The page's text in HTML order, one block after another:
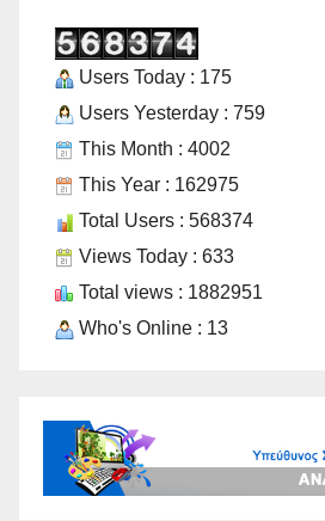
Users Today : 175
Users Yesterday : 759
This Month : 4002
This Year : 162975
Total Users : 568374
Views Today : 633
Total views : 1882951
Who's Online : 13